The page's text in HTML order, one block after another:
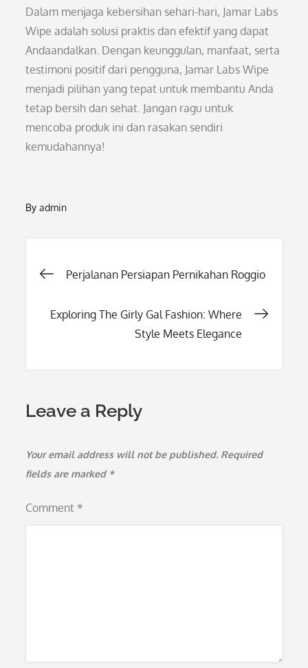
Dalam menjaga kebersihan sehari-hari, Jamar Labs
Wipe adalah solusi praktis dan efektif yang dapat
Andaandalkan. Dengan keunggulan, manfaat, serta
testimoni positif dari pengguna, Jamar Labs Wipe
menjadi pilihan yang tepat untuk membantu Anda
tetap bersih dan sehat. Jangan ragu untuk
mencoba produk ini dan rasakan sendiri
kemudahannya!
Byadmin
Post
navigation
Perjalanan Persiapan Pernikahan Roggio
Exploring The Girly Gal Fashion: Where
Style Meets Elegance
Leave a Reply
Your email address will not be published. Required
fields are marked *
Comment *